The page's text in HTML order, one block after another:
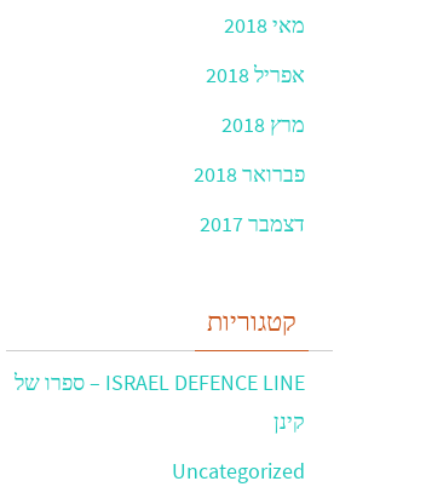
מאי 2018
אפריל 2018
מרץ 2018
פברואר 2018
דצמבר 2017
קטגוריות
ISRAEL DEFENCE LINE – ספרו של
קינן
Uncategorized